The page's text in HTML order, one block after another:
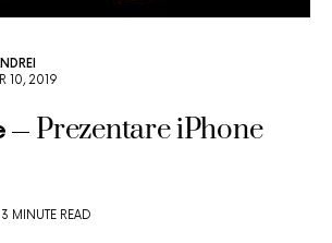
10, 2019
Prezentare iPhone
3 MINUTE READ